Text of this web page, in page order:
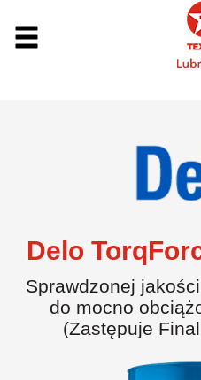
Delo
Sprawdzonej
do mocno
(Zastępuje